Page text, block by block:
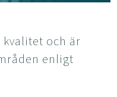
och är
enligt